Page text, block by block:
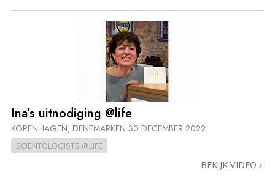
Ina’s uitnodiging @life
KOPENHAGEN, DENEMARKEN 30 DECEMBER 2022
SCIENTOLOGISTS @LIFE
BEKIJK VIDEO